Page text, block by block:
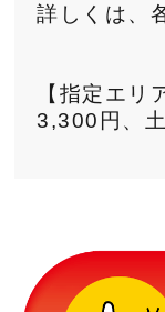
詳しくは、
【指定エリ
3,300円、